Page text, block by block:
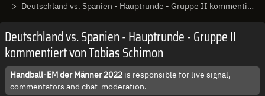
Deutschland vs. Spanien - Hauptrunde - Gruppe II kommentiert von Tobias Schimon
Deutschland vs. Spanien - Hauptrunde - Gruppe II
kommentiert von Tobias Schimon
Handball-EM der Männer 2022 is responsible for live signal,
commentators and chat-moderation.